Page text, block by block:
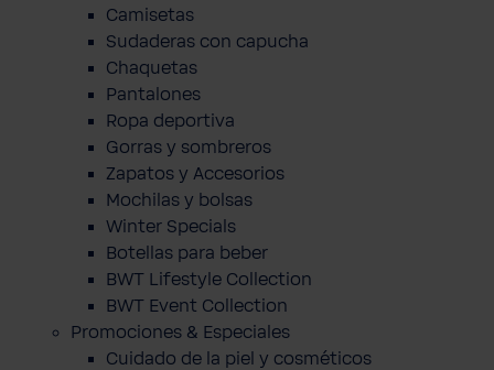
Camisetas
Sudaderas con capucha
Chaquetas
Pantalones
Ropa deportiva
Gorras y sombreros
Zapatos y Accesorios
Mochilas y bolsas
Winter Specials
Botellas para beber
BWT Lifestyle Collection
BWT Event Collection
Promociones & Especiales
Cuidado de la piel y cosméticos